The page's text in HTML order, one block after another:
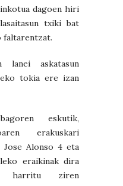
dagoen hiri
txiki bat
faltarentzat.
lanei askatasun
tokia ere izan
eskutik,
erakuskari
Alonso 4 eta
eraikinak dira
harritu ziren